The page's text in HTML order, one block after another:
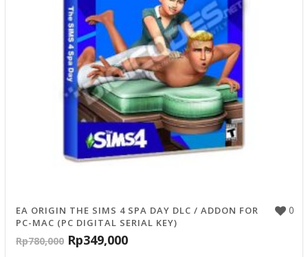
0
EA ORIGIN THE SIMS 4 SPA DAY DLC / ADDON FOR
PC-MAC (PC DIGITAL SERIAL KEY)
Rp780,000 Rp349,000